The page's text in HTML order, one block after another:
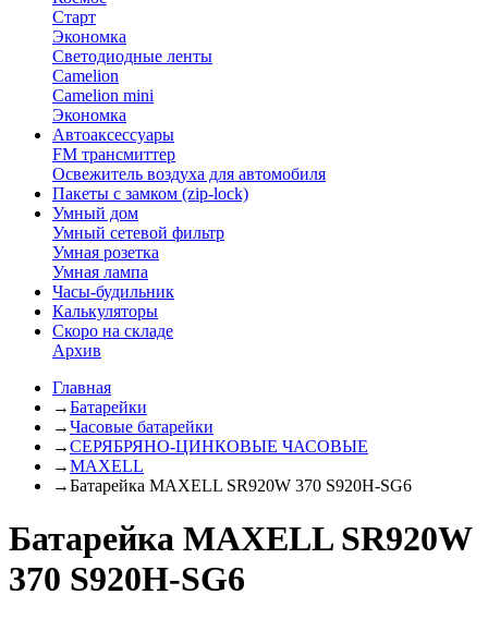
Старт
Экономка
Светодиодные ленты
Camelion
Camelion mini
Экономка
Автоаксессуары
FM трансмиттер
Освежитель воздуха для автомобиля
Пакеты с замком (zip-lock)
Умный дом
Умный сетевой фильтр
Умная розетка
Умная лампа
Часы-будильник
Калькуляторы
Скоро на складе
Архив
Главная
→Батарейки
→Часовые батарейки
→СЕРЯБРЯНО-ЦИНКОВЫЕ ЧАСОВЫЕ
→MAXELL
→Батарейка MAXELL SR920W 370 S920H-SG6
Батарейка MAXELL SR920W
370 S920H-SG6